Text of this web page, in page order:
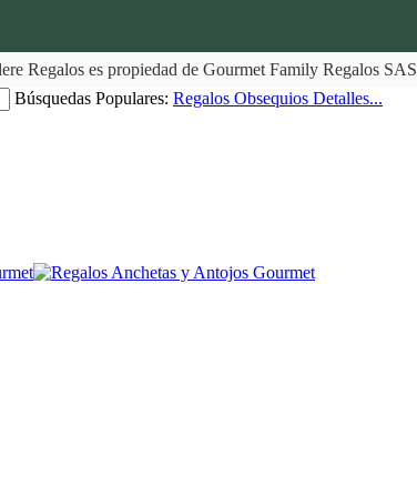
Regalos es propiedad de Gourmet Family Regalos SAS
Búsquedas Populares: Regalos Obsequios Detalles...